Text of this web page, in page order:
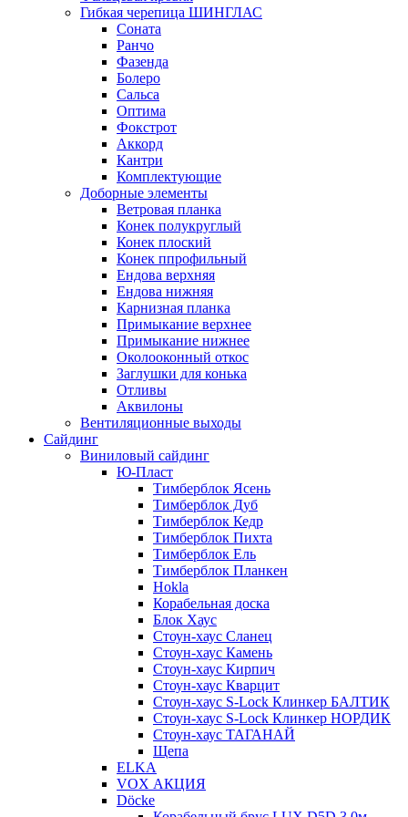
Гибкая черепица ШИНГЛАС
Соната
Ранчо
Фазенда
Болеро
Сальса
Оптима
Фокстрот
Аккорд
Кантри
Комплектующие
Доборные элементы
Ветровая планка
Конек полукруглый
Конек плоский
Конек ппрофильный
Ендова верхняя
Ендова нижняя
Карнизная планка
Примыкание верхнее
Примыкание нижнее
Околооконный откос
Заглушки для конька
Отливы
Аквилоны
Вентиляционные выходы
Сайдинг
Виниловый сайдинг
Ю-Пласт
Тимберблок Ясень
Тимберблок Дуб
Тимберблок Кедр
Тимберблок Пихта
Тимберблок Ель
Тимберблок Планкен
Hokla
Корабельная доска
Блок Хаус
Стоун-хаус Сланец
Стоун-хаус Камень
Стоун-хаус Кирпич
Стоун-хаус Кварцит
Стоун-хаус S-Lock Клинкер БАЛТИК
Стоун-хаус S-Lock Клинкер НОРДИК
Стоун-хаус ТАГАНАЙ
Щепа
ELKA
VOX АКЦИЯ
Döcke